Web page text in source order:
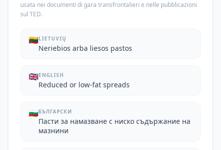
usata nei documenti di gara transfrontalieri e nelle pubblicazioni
sul TED.
🇱🇹LIETUVIŲ
Neriebios arba liesos pastos
🇬🇧ENGLISH
Reduced or low-fat spreads
🇧🇬БЪЛГАРСКИ
Пасти за намазване с ниско съдържание на
мазнини